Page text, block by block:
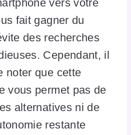
vers votre
fait gagner du
des recherches
Cependant, il
noter que cette
vous permet pas de
alternatives ni de
restante